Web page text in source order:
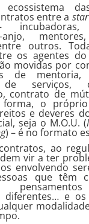
entre a
anjo,
outros.
os agentes
movidas por
de mentoria,
de serviços,
contrato de
forma, o
e deveres
seja o M.O.U. (
) – é no formato
ao
vir a ter
envolvendo
que têm
diferentes… e